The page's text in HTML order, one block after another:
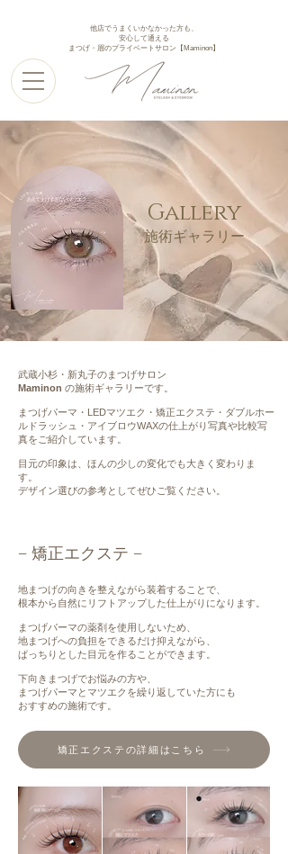
他店でうまくいかなかった方も、
安心して通える
まつげ・眉のプライベートサロン【Maminon】
Gallery
施術ギャラリー
武蔵小杉・新丸子のまつげサロン
Maminon の施術ギャラリーです。
まつげパーマ・LEDマツエク・矯正エクステ・ダブルホー
ルドラッシュ・アイブロウWAXの仕上がり写真や比較写
真をご紹介しています。
目元の印象は、ほんの少しの変化でも大きく変わりま
す。
デザイン選びの参考としてぜひご覧ください。
− 矯正エクステ −
地まつげの向きを整えながら装着することで、
根本から自然にリフトアップした仕上がりになります。
まつげパーマの薬剤を使用しないため、
地まつげへの負担をできるだけ抑えながら、
ぱっちりとした目元を作ることができます。
下向きまつげでお悩みの方や、
まつげパーマとマツエクを繰り返していた方にも
おすすめの施術です。
矯正エクステの詳細はこちら